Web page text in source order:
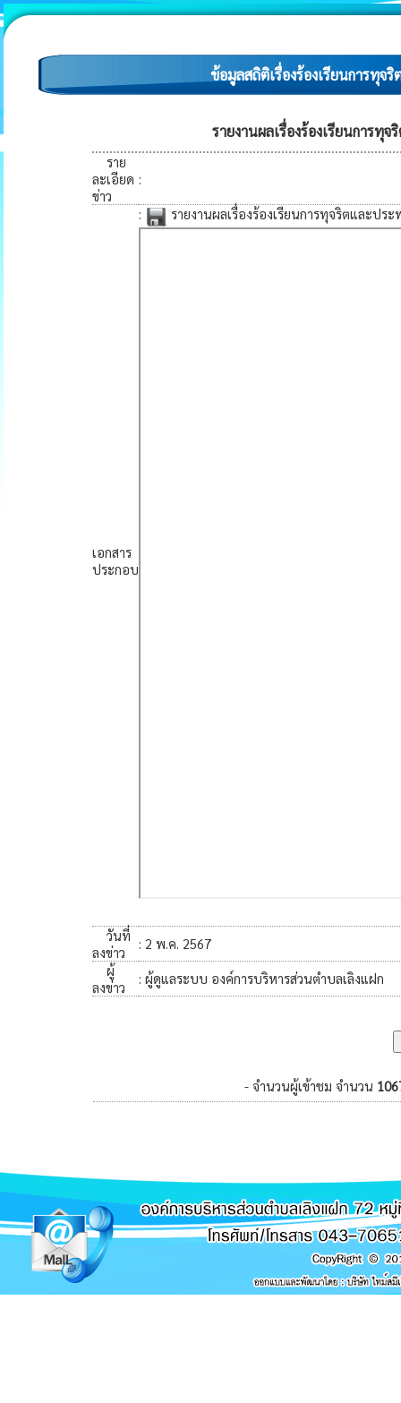
ข้อมูลสถิติเรื่องร้องเรียนการทุ
รายงานผลเรื่องร้องเรียนการ
ราย
ละเอียด
ข่าว
:
เอกสาร
ประกอบ
: รายงานผลเรื่องร้องเรียนการทุจริตและป
วันที่
ลงข่าว
: 2 พ.ค. 2567
ผู้
ลงข่าว
: ผู้ดูแลระบบ องค์การบริหารส่วนตำบลเลิงแฝก
- จำนวนผู้เข้าชม จำนวน